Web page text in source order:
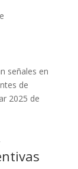
señales en
de
2025 de